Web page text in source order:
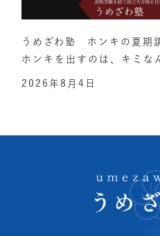
うめざわ塾 ホンキの夏
ホンキを出すのは、キミな
2026年8月4日